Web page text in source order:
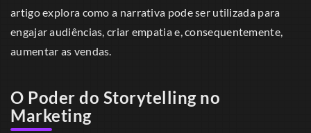
artigo explora como a narrativa pode ser utilizada para
engajar audiências, criar empatia e, consequentemente,
aumentar as vendas.
O Poder do Storytelling no
Marketing